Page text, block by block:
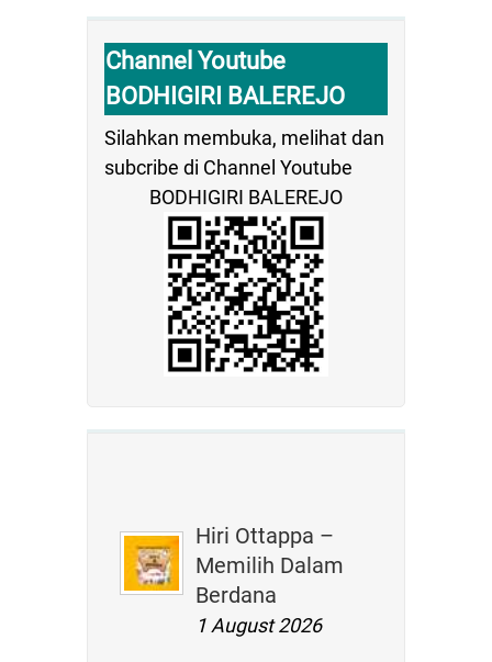
Channel Youtube
BODHIGIRI BALEREJO
Silahkan membuka, melihat dan
subcribe di Channel Youtube
BODHIGIRI BALEREJO
Hiri Ottappa –
Memilih Dalam
Berdana
1 August 2026